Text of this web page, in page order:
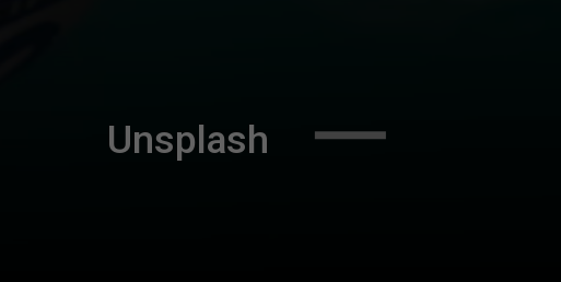
Unsplash